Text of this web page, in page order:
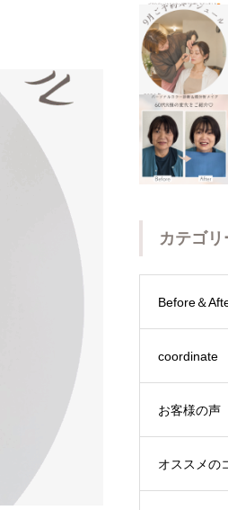
カテゴリ
Before＆
coordinate
お客様の声
オススメの